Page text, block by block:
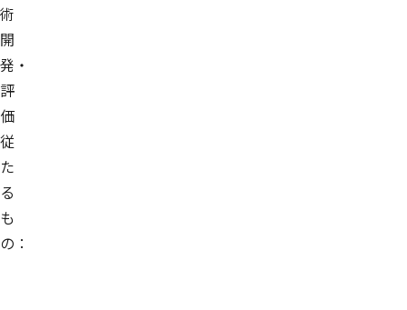
術
開
発・
評
価
従
た
る
も
の：